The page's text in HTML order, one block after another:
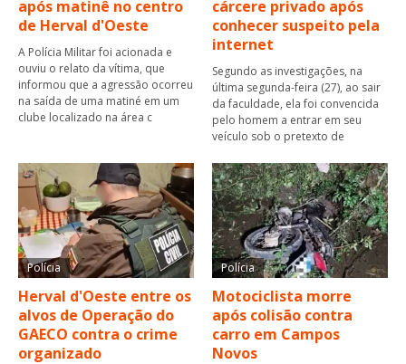
após matinê no centro
de Herval d'Oeste
A Polícia Militar foi acionada e
ouviu o relato da vítima, que
informou que a agressão ocorreu
na saída de uma matiné em um
clube localizado na área c
cárcere privado após
conhecer suspeito pela
internet
Segundo as investigações, na
última segunda-feira (27), ao sair
da faculdade, ela foi convencida
pelo homem a entrar em seu
veículo sob o pretexto de
Polícia
Herval d'Oeste entre os
alvos de Operação do
GAECO contra o crime
organizado
Polícia
Motociclista morre
após colisão contra
carro em Campos
Novos